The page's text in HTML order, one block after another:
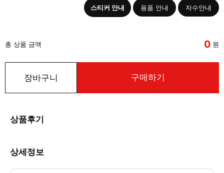
스티커 안내 용품 안내 자수안내
총 상품 금액 0 원
장바구니 구매하기
상품후기
상세정보